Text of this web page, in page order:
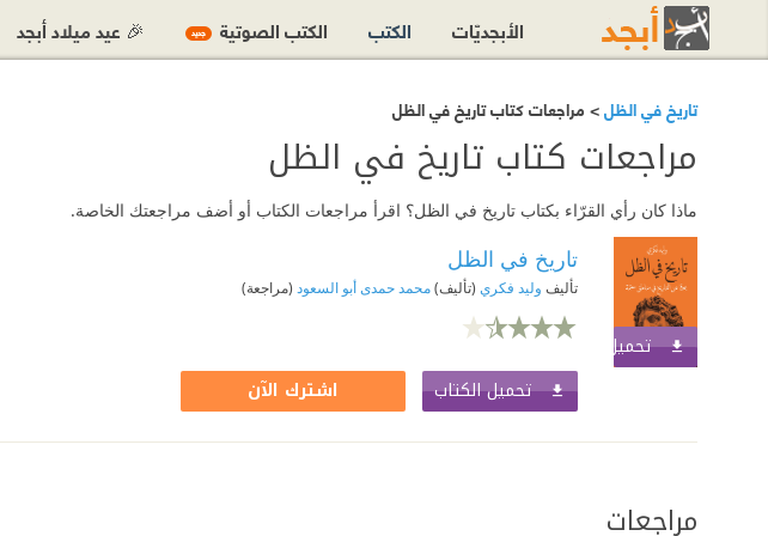
تاريخ في الظل> مراجعات كتاب تاريخ في الظل
مراجعات كتاب تاريخ في الظل
ماذا كان رأي القرّاء بكتاب تاريخ في الظل؟ اقرأ مراجعات الكتاب أو أضف مراجعتك الخاصة.
تحميل الكتاب اشترك الآن
تاريخ في الظل
تأليف وليد فكري (تأليف)محمد حمدى أبو السعود (مراجعة)
تحميل الكتاب اشترك الآن
مراجعات
الأبجديّات الكتب الكتب الصوتية جديد 🎉 عيد ميلاد أبجد